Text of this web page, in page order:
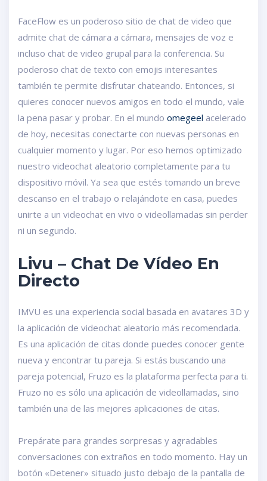
FaceFlow es un poderoso sitio de chat de video que
admite chat de cámara a cámara, mensajes de voz e
incluso chat de video grupal para la conferencia. Su
poderoso chat de texto con emojis interesantes
también te permite disfrutar chateando. Entonces, si
quieres conocer nuevos amigos en todo el mundo, vale
la pena pasar y probar. En el mundo omegeel acelerado
de hoy, necesitas conectarte con nuevas personas en
cualquier momento y lugar. Por eso hemos optimizado
nuestro videochat aleatorio completamente para tu
dispositivo móvil. Ya sea que estés tomando un breve
descanso en el trabajo o relajándote en casa, puedes
unirte a un videochat en vivo o videollamadas sin perder
ni un segundo.
Livu – Chat De Vídeo En
Directo
IMVU es una experiencia social basada en avatares 3D y
la aplicación de videochat aleatorio más recomendada.
Es una aplicación de citas donde puedes conocer gente
nueva y encontrar tu pareja. Si estás buscando una
pareja potencial, Fruzo es la plataforma perfecta para ti.
Fruzo no es sólo una aplicación de videollamadas, sino
también una de las mejores aplicaciones de citas.
Prepárate para grandes sorpresas y agradables
conversaciones con extraños en todo momento. Hay un
botón «Detener» situado justo debajo de la pantalla de